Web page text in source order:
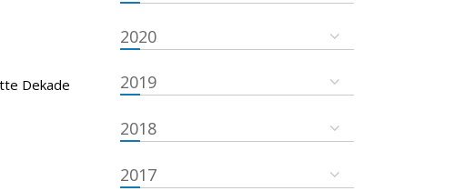
Dekade
2020
2019
2018
2017